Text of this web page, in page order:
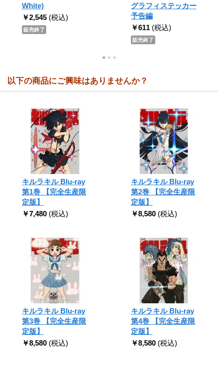
White)
￥2,545 (税込)
販売終了
グラフィステッカー
予告編
￥611 (税込)
販売終了
以下の商品にご興味はありませんか？
キルラキル Blu-ray
第1巻 【完全生産限
定版】
￥7,480 (税込)
キルラキル Blu-ray
第2巻 【完全生産限
定版】
￥8,580 (税込)
キルラキル Blu-ray
第3巻 【完全生産限
定版】
￥8,580 (税込)
キルラキル Blu-ray
第4巻 【完全生産限
定版】
￥8,580 (税込)